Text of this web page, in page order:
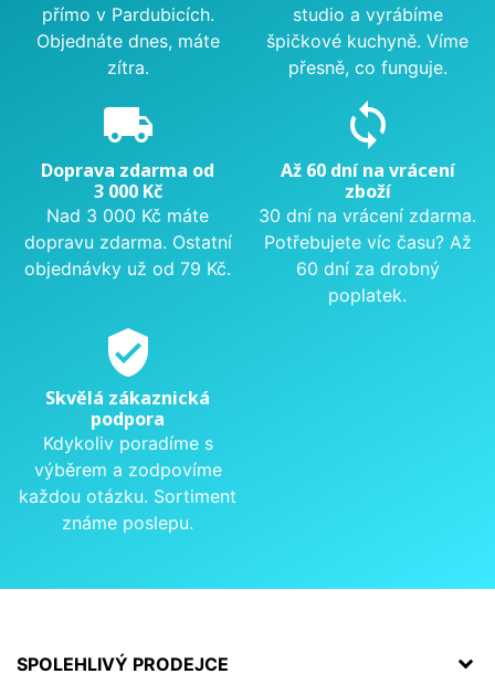
přímo v Pardubicích.
Objednáte dnes, máte
zítra.
studio a vyrábíme
špičkové kuchyně. Víme
přesně, co funguje.
local_shipping
Doprava zdarma od
3 000 Kč
Nad 3 000 Kč máte
dopravu zdarma. Ostatní
objednávky už od 79 Kč.
sync
Až 60 dní na vrácení
zboží
30 dní na vrácení zdarma.
Potřebujete víc času? Až
60 dní za drobný
poplatek.
verified_user
Skvělá zákaznická
podpora
Kdykoliv poradíme s
výběrem a zodpovíme
každou otázku. Sortiment
známe poslepu.
SPOLEHLIVÝ PRODEJCE